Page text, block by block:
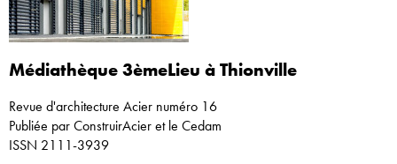
Médiathèque 3èmeLieu à Thionville
Revue d'architecture Acier numéro 16
Publiée par ConstruirAcier et le Cedam
ISSN 2111-3939